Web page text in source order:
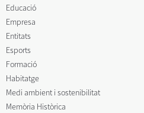
Educació
Empresa
Entitats
Esports
Formació
Habitatge
Medi ambient i sostenibilitat
Memòria Històrica